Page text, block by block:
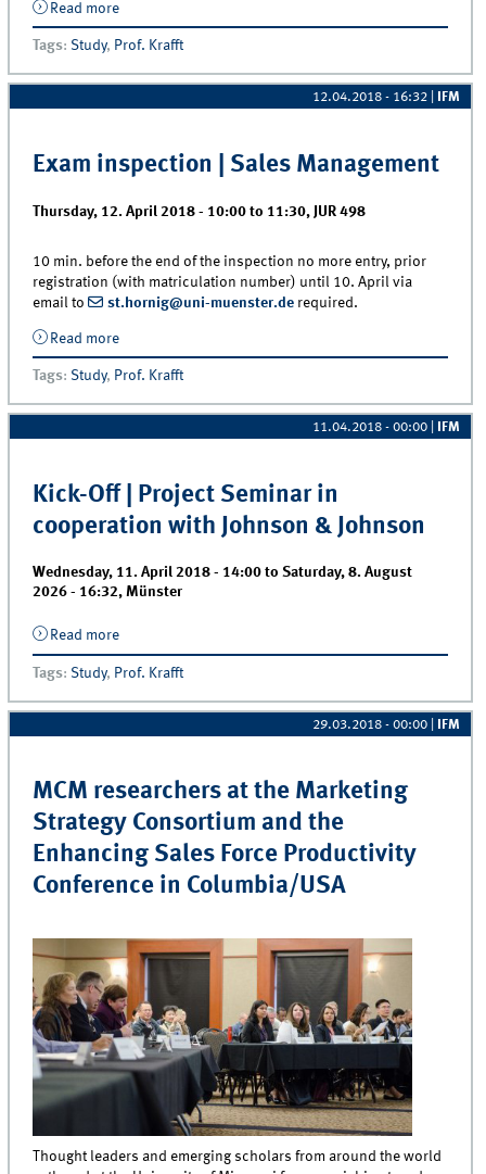
Read moreabout Exam inspection | Marketing Operations
Tags: Study, Prof. Krafft
12.04.2018 - 16:32 IFM
Exam inspection | Sales Management
Thursday, 12. April 2018 - 10:00 to 11:30, JUR 498
10 min. before the end of the inspection no more entry, prior
registration (with matriculation number) until 10. April via
email to
st.hornig@uni-muenster.derequired.
Read moreabout Exam inspection | Sales Management
Tags: Study, Prof. Krafft
11.04.2018 - 00:00 IFM
Kick-Off | Project Seminar in
cooperation with Johnson & Johnson
Wednesday, 11. April 2018 - 14:00 toSaturday, 8. August
2026 - 16:32,Münster
Read moreabout Kick-Off | Project Seminar in cooperation with
Johnson &amp; Johnson
Tags: Study, Prof. Krafft
29.03.2018 - 00:00 IFM
MCM researchers at the Marketing
Strategy Consortium and the
Enhancing Sales Force Productivity
Conference in Columbia/USA
Thought leaders and emerging scholars from around the world